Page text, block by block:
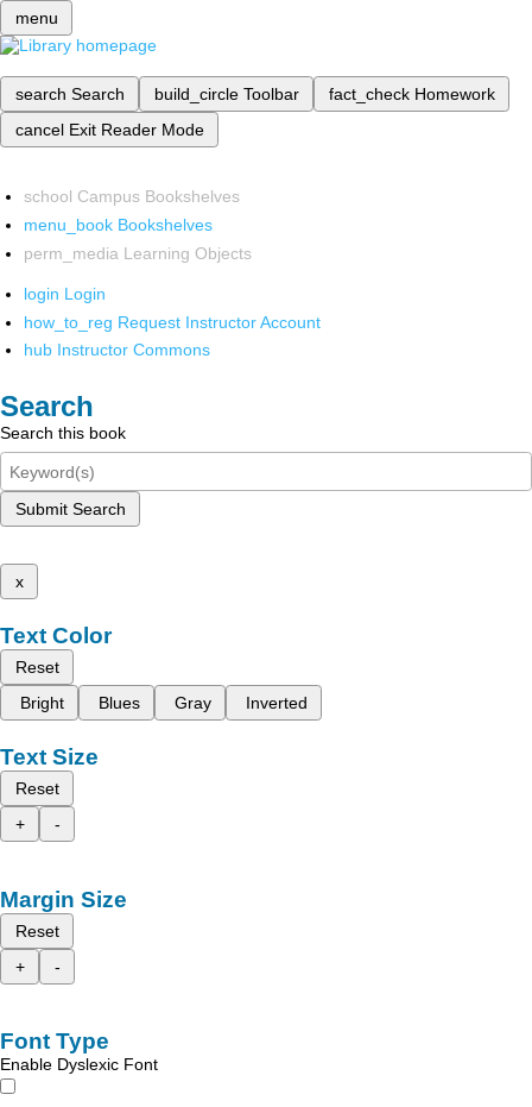
menu
search Search build_circle Toolbar fact_check Homework
cancel Exit Reader Mode
school Campus Bookshelves
menu_book Bookshelves
perm_media Learning Objects
login Login
how_to_reg Request Instructor Account
hub Instructor Commons
Search
Search this book
Submit Search
x
Text Color
Reset
Bright
Blues Gray Inverted
Text Size
Reset
+
-
Margin Size
Reset
+
-
Font Type
Enable Dyslexic Font